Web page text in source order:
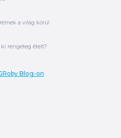
a szállítás költségét, illetve
nem tartalmazza.
a világ körül
rengeteg ételt?
Blog-on